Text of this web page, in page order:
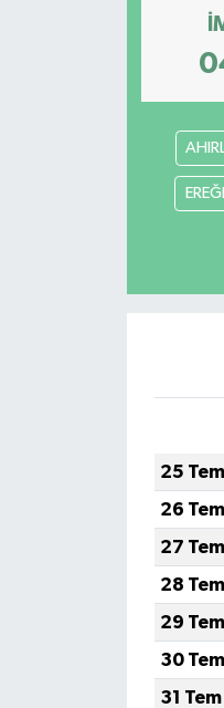
AHIRLI
25
26
27
28 Tem
29
30
31
Video Haber
Yeme-İçme